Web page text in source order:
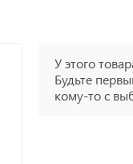
У этого
Будьте
кому-то с